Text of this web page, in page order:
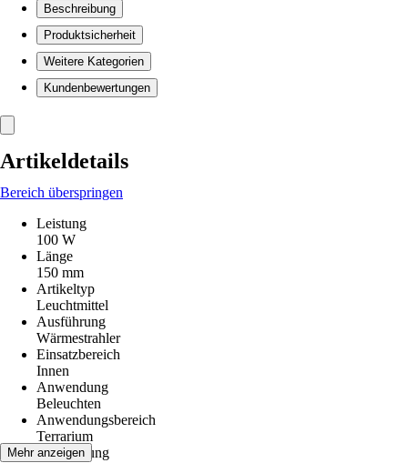
Beschreibung
Produktsicherheit
Weitere Kategorien
Kundenbewertungen
Artikeldetails
Bereich überspringen
Leistung
100 W
Länge
150 mm
Artikeltyp
Leuchtmittel
Ausführung
Wärmestrahler
Einsatzbereich
Innen
Anwendung
Beleuchten
Anwendungsbereich
Terrarium
Beleuchtung
Mehr anzeigen